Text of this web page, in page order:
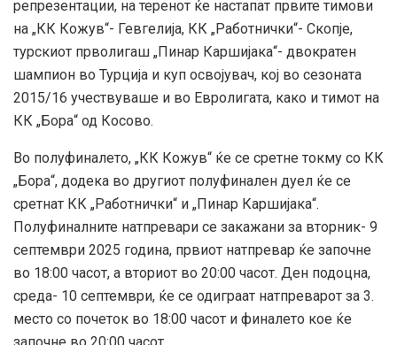
репрезентации, на теренот ќе настапат првите тимови
на „КК Кожув“- Гевгелија, КК „Работнички“- Скопје,
турскиот прволигаш „Пинар Каршијака“- двократен
шампион во Турција и куп освојувач, кој во сезоната
2015/16 учествуваше и во Евролигата, како и тимот на
КК „Бора“ од Косово.
Во полуфиналето, „КК Кожув“ ќе се сретне токму со КК
„Бора“, додека во другиот полуфинален дуел ќе се
сретнат КК „Работнички“ и „Пинар Каршијака“.
Полуфиналните натпревари се закажани за вторник- 9
септември 2025 година, првиот натпревар ќе започне
во 18:00 часот, а вториот во 20:00 часот. Ден подоцна,
среда- 10 септември, ќе се одиграат натпреварот за 3.
место со почеток во 18:00 часот и финалето кое ќе